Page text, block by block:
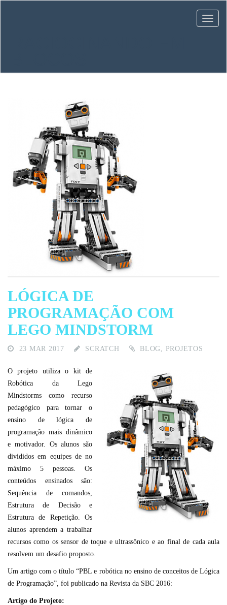
LÓGICA DE
PROGRAMAÇÃO COM
LEGO MINDSTORM
23 MAR 2017 SCRATCH BLOG, PROJETOS
O projeto utiliza o kit de
Robótica da Lego
Mindstorms como recurso
pedagógico para tornar o
ensino de lógica de
programação mais dinâmico
e motivador. Os alunos são
divididos em equipes de no
máximo 5 pessoas. Os
conteúdos ensinados são:
Sequência de comandos,
Estrutura de Decisão e
Estrutura de Repetição. Os
alunos aprendem a trabalhar
recursos como os sensor de toque e ultrassônico e ao final de cada aula
resolvem um desafio proposto.
Um artigo com o título “PBL e robótica no ensino de conceitos de Lógica
de Programação”, foi publicado na Revista da SBC 2016:
Artigo do Projeto: